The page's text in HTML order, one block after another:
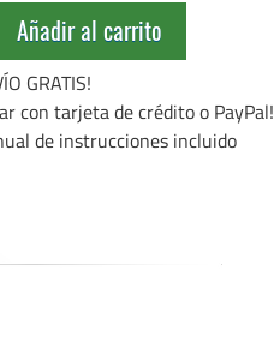
Añadir al carrito
GRATIS!
con tarjeta de crédito o PayPal!
de instrucciones incluido